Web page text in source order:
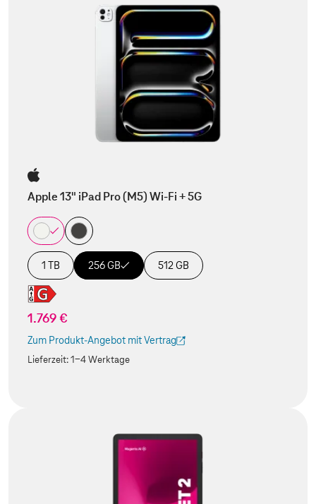
Apple 13" iPad Pro (M5) Wi-Fi + 5G
1 TB 256 GB 512 GB
1.769 €
Zum Produkt-Angebot mit Vertrag
(Der Link wird in einem neuen Tab geöffnet)
Lieferzeit:1-4 Werktage